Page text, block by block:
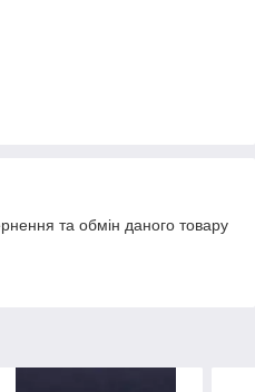
та обмін даного товару